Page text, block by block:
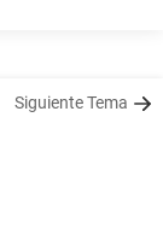
Siguiente Tema